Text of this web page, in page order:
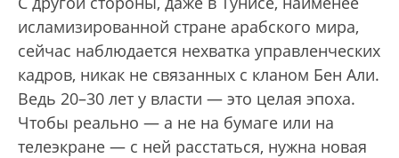
исламизированной стране арабского мира,
сейчас наблюдается нехватка управленческих
кадров, никак не связанных с кланом Бен Али.
Ведь 20–30 лет у власти — это целая эпоха.
Чтобы реально — а не на бумаге или на
телеэкране — с ней расстаться, нужна новая